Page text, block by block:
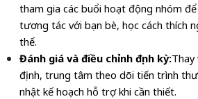
tham gia các buổi hoạt động nhóm
tương tác với bạn bè, học cách thích
thể.
Đánh giá và điều chỉnh định kỳ:
định, trung tâm theo dõi tiến trình
nhật kế hoạch hỗ trợ khi cần thiết.